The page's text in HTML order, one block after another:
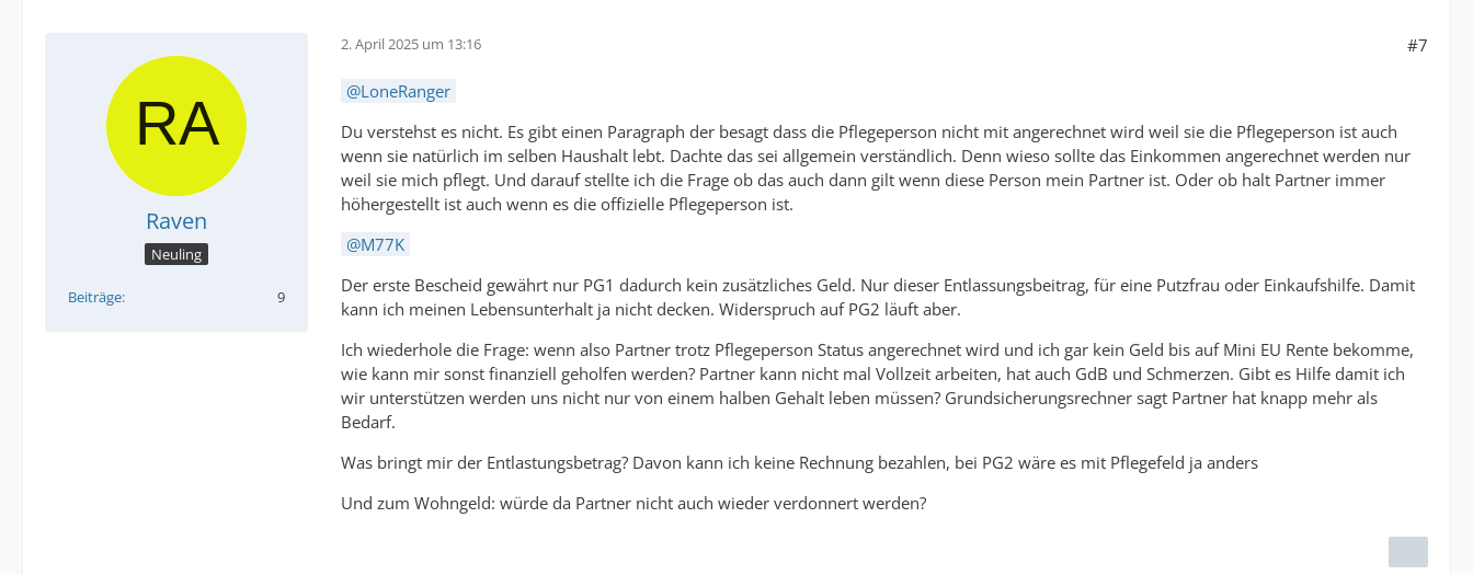
Raven
Neuling
Beiträge 9
2. April 2025 um 13:16 #7
LoneRanger
Du verstehst es nicht. Es gibt einen Paragraph der besagt dass die Pflegeperson nicht mit angerechnet wird weil sie die Pflegeperson ist auch
wenn sie natürlich im selben Haushalt lebt. Dachte das sei allgemein verständlich. Denn wieso sollte das Einkommen angerechnet werden nur
weil sie mich pflegt. Und darauf stellte ich die Frage ob das auch dann gilt wenn diese Person mein Partner ist. Oder ob halt Partner immer
höhergestellt ist auch wenn es die offizielle Pflegeperson ist.
M77K
Der erste Bescheid gewährt nur PG1 dadurch kein zusätzliches Geld. Nur dieser Entlassungsbeitrag, für eine Putzfrau oder Einkaufshilfe. Damit
kann ich meinen Lebensunterhalt ja nicht decken. Widerspruch auf PG2 läuft aber.
Ich wiederhole die Frage: wenn also Partner trotz Pflegeperson Status angerechnet wird und ich gar kein Geld bis auf Mini EU Rente bekomme,
wie kann mir sonst finanziell geholfen werden? Partner kann nicht mal Vollzeit arbeiten, hat auch GdB und Schmerzen. Gibt es Hilfe damit ich
wir unterstützen werden uns nicht nur von einem halben Gehalt leben müssen? Grundsicherungsrechner sagt Partner hat knapp mehr als
Bedarf.
Was bringt mir der Entlastungsbetrag? Davon kann ich keine Rechnung bezahlen, bei PG2 wäre es mit Pflegefeld ja anders
Und zum Wohngeld: würde da Partner nicht auch wieder verdonnert werden?